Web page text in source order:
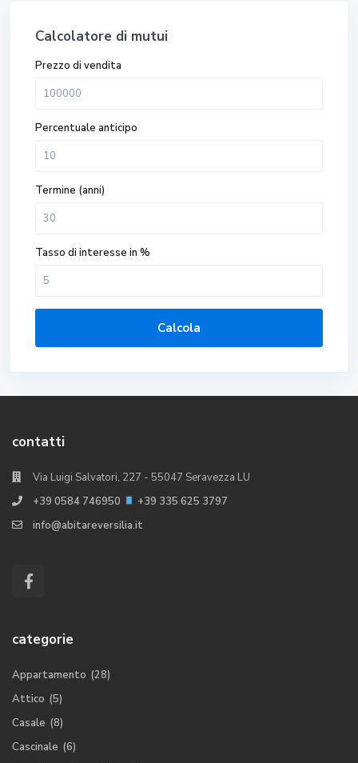
Calcolatore di mutui
Prezzo di vendita
Percentuale anticipo
Termine (anni)
Tasso di interesse in %
Calcola
contatti
Via Luigi Salvatori, 227 - 55047 Seravezza LU
+39 0584 746950
+39 335 625 3797
info@abitareversilia.it
categorie
Appartamento (28)
Attico (5)
Casale (8)
Cascinale (6)